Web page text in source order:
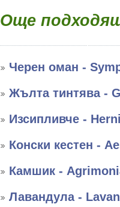
Още
Черен оман -
Жълта тинтява -
Изсипливче -
Конски кестен -
Камшик -
Лавандула -